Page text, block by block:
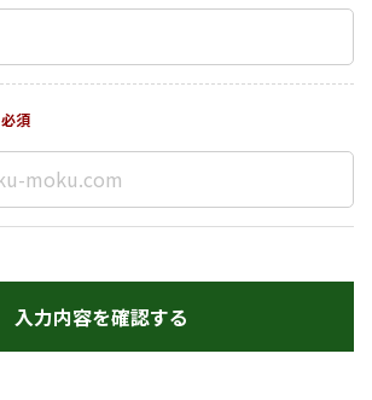
必須
入力内容を確認する